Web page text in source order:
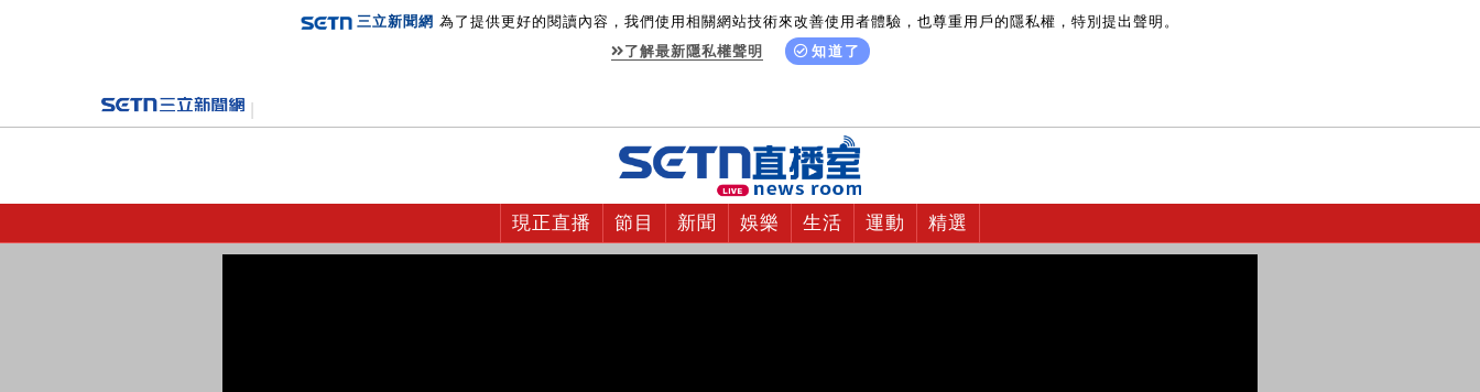
三立新聞網 為了提供更好的閱讀內容，我們使用相關網站技術來改善使用者體驗，也尊重用戶的隱私權，特別提出聲明。
了解最新隱私權聲明
知道了
現正直播 節目 新聞 娛樂 生活 運動 精選